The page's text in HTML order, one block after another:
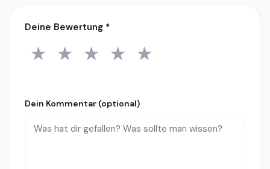
Deine Bewertung *
1 Stern
★ 2 Sterne
★ 3 Sterne
★ 4 Sterne
★ 5 Sterne
★
Dein Kommentar (optional)